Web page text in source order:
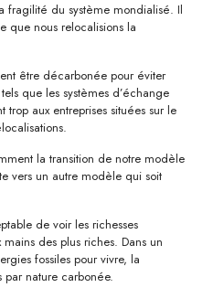
fragilité du système mondialisé. Il
que nous relocalisions la
être décarbonée pour éviter
que les systèmes d’échange
aux entreprises situées sur le
la transition de notre modèle
vers un autre modèle qui soit
de voir les richesses
des plus riches. Dans un
fossiles pour vivre, la
nature carbonée.